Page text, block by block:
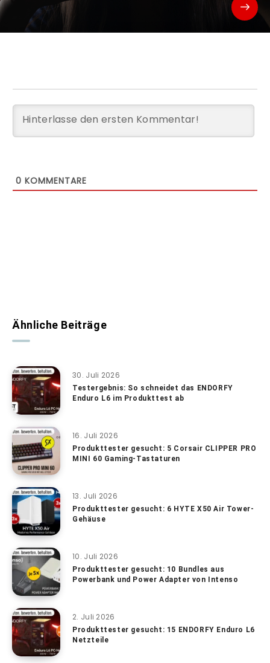
0 KOMMENTARE
Ähnliche Beiträge
30. Juli 2026
Testergebnis: So schneidet das ENDORFY
Enduro L6 im Produkttest ab
16. Juli 2026
Produkttester gesucht: 5 Corsair CLIPPER PRO
MINI 60 Gaming-Tastaturen
13. Juli 2026
Produkttester gesucht: 6 HYTE X50 Air Tower-
Gehäuse
10. Juli 2026
Produkttester gesucht: 10 Bundles aus
Powerbank und Power Adapter von Intenso
2. Juli 2026
Produkttester gesucht: 15 ENDORFY Enduro L6
Netzteile